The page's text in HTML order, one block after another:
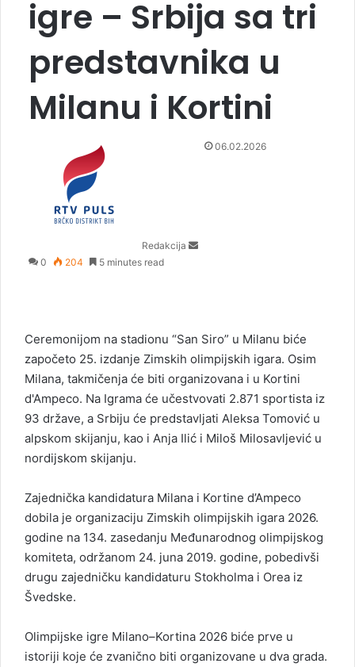
igre – Srbija sa tri
predstavnika u
Milanu i Kortini
Redakcija
06.02.2026
0 204 5 minutes read
Ceremonijom na stadionu “San Siro” u Milanu biće
započeto 25. izdanje Zimskih olimpijskih igara. Osim
Milana, takmičenja će biti organizovana i u Kortini
d'Ampeco. Na Igrama će učestvovati 2.871 sportista iz
93 države, a Srbiju će predstavljati Aleksa Tomović u
alpskom skijanju, kao i Anja Ilić i Miloš Milosavljević u
nordijskom skijanju.
Zajednička kandidatura Milana i Kortine d’Ampeco
dobila je organizaciju Zimskih olimpijskih igara 2026.
godine na 134. zasedanju Međunarodnog olimpijskog
komiteta, održanom 24. juna 2019. godine, pobedivši
drugu zajedničku kandidaturu Stokholma i Orea iz
Švedske.
Olimpijske igre Milano–Kortina 2026 biće prve u
istoriji koje će zvanično biti organizovane u dva grada.